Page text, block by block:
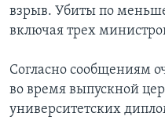
поиск
НЬЮ-ЙОРК NEW YORK
АМЕРИКА. БОЛЬШОЕ
ТЕСТЫ
ЗА СВОБОДУ ПРЕССЫ
ВИДЕО
ПОДПИСКА НА
взрыв. Убиты по
включая трех
Согласно сообщениям
во время выпускной
университетских